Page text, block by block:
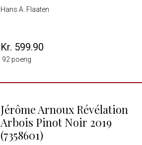
Hans A. Flaaten
Kr. 599.90
92 poeng
Jérôme Arnoux Révélation
Arbois Pinot Noir 2019
(7358601)